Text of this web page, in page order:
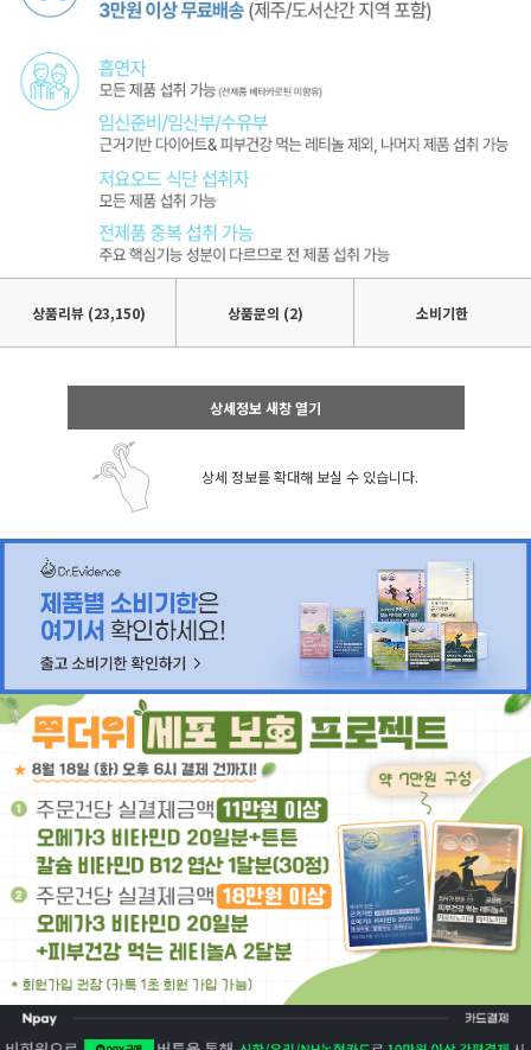
상품리뷰 (23,150) 상품문의 (2) 소비기한
상세정보 새창 열기
상세 정보를 확대해 보실 수 있습니다.